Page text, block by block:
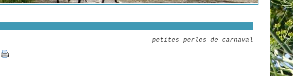
petites perles de carnaval